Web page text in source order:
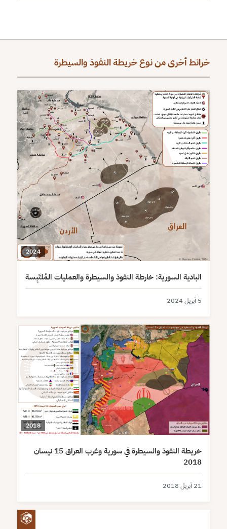
خرائط أخرى من نوع خريطة النفوذ والسيطرة
2024
البادية السورية: خارطة النفوذ والسيطرة والعمليات المُلتَبِسة
5 أبريل 2024
2018
خريطة النفوذ والسيطرة في سورية وغرب العراق 15 نيسان
2018
21 أبريل 2018